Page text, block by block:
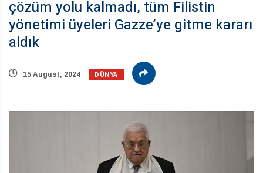
çözüm yolu kalmadı, tüm Filistin
yönetimi üyeleri Gazze’ye gitme kararı
aldık
15 August, 2024 DÜNYA